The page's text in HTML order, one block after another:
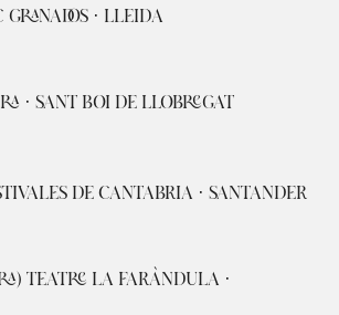
· LLEIDA
· SANT BOI DE LLOBREGAT
DE CANTABRIA · SANTANDER
TEATRE LA FARÀNDULA ·